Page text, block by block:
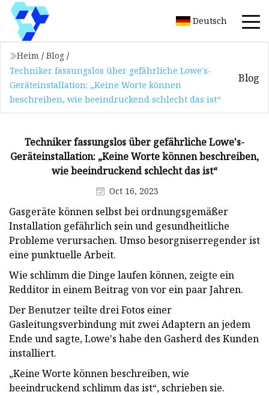
Deutsch
Heim / Blog /
Techniker fassungslos über gefährliche Lowe's-
Geräteinstallation: „Keine Worte können
beschreiben, wie beeindruckend schlecht das ist“
Blog
Techniker fassungslos über gefährliche Lowe's-
Geräteinstallation: „Keine Worte können beschreiben,
wie beeindruckend schlecht das ist“
Oct 16, 2023
Gasgeräte können selbst bei ordnungsgemäßer
Installation gefährlich sein und gesundheitliche
Probleme verursachen. Umso besorgniserregender ist
eine punktuelle Arbeit.
Wie schlimm die Dinge laufen können, zeigte ein
Redditor in einem Beitrag von vor ein paar Jahren.
Der Benutzer teilte drei Fotos einer
Gasleitungsverbindung mit zwei Adaptern an jedem
Ende und sagte, Lowe's habe den Gasherd des Kunden
installiert.
„Keine Worte können beschreiben, wie
beeindruckend schlimm das ist“, schrieben sie.